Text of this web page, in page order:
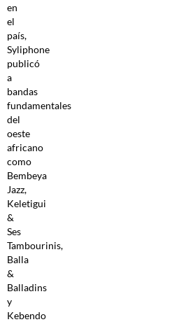
en
el
país,
Syliphone
publicó
a
bandas
fundamentales
del
oeste
africano
como
Bembeya
Jazz,
Keletigui
&
Ses
Tambourinis,
Balla
&
Balladins
y
Kebendo